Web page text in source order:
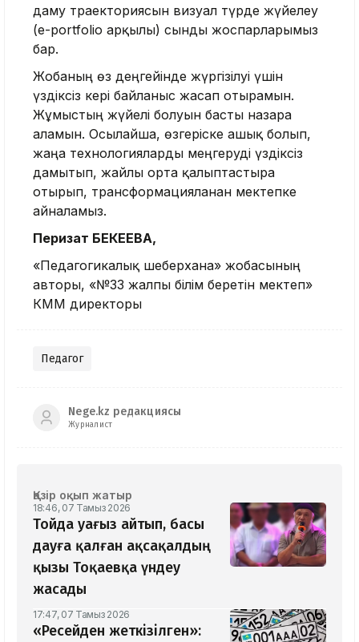
даму траекториясын визуал түрде жүйелеу
(e-portfolio арқылы) сынды жоспарларымыз
бар.
Жобаның өз деңгейінде жүр­гізілуі үшін
үздіксіз кері байланыс жасап отырамын.
Жұмыстың жүйелі бо­луын басты назарға
аламын. Осылайша, өзгеріске ашық болып,
жаңа технологияларды меңге­руді үздіксіз
дамытып, жайлы орта қалыптастыра
отырып, транс­форма­цияланған мектепке
айналамыз.
Перизат БЕКЕЕВА,
«Педагогикалық шеберхана» жобасының
авторы, «№33 жалпы білім беретін мектеп»
КММ директоры
Педагог
Nege.kz редакциясы
Журналист
Қазір оқып жатыр
18:46, 07 Тамыз 2026
Тойда уағыз айтып, басы
дауға қалған ақсақалдың
қызы Тоқаевқа үндеу
жасады
17:47, 07 Тамыз 2026
«Ресейден жеткізілген»: